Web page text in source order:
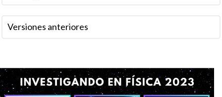
Versiones anteriores